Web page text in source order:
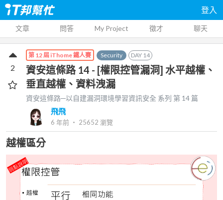
登入
文章 問答 My Project 徵才 聊天
第 12 屆 iThome 鐵人賽 Security DAY 14
資安這條路 14 - [權限控管漏洞] 水平越權、
垂直越權、資料洩漏
資安這條路─以自建漏洞環境學習資訊安全 系列 第 14 篇
飛飛
6 年前 ‧ 25652 瀏覽
2
越權區分